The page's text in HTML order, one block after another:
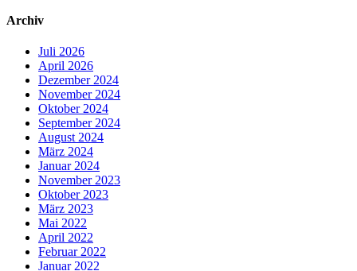
Archiv
Juli 2026
April 2026
Dezember 2024
November 2024
Oktober 2024
September 2024
August 2024
März 2024
Januar 2024
November 2023
Oktober 2023
März 2023
Mai 2022
April 2022
Februar 2022
Januar 2022